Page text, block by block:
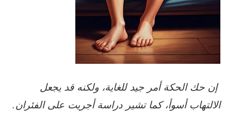
إن حك الحكة أمر جيد للغاية، ولكنه قد يجعل
الالتهاب أسوأ، كما تشير دراسة أجريت على الفئران.